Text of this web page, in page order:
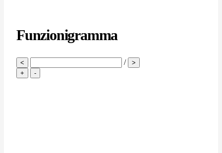
Funzionigramma
< /
>
+
-